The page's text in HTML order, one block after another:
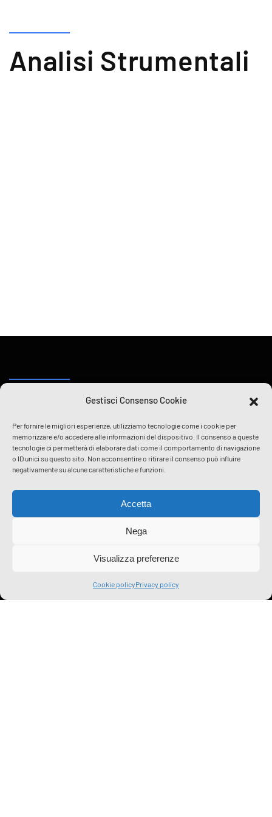
Gestisci Consenso Cookie
Per fornire le migliori esperienze, utilizziamo tecnologie come i cookie per
memorizzare e/o accedere alle informazioni del dispositivo. Il consenso a queste
tecnologie ci permetterà di elaborare dati come il comportamento di navigazione
o ID unici su questo sito. Non acconsentire o ritirare il consenso può influire
negativamente su alcune caratteristiche e funzioni.
Accetta
Nega
Visualizza preferenze
Cookie policyPrivacy policy
Analisi Strumentali
Certificati gemmologici imparziali secondo i più
alti standard di